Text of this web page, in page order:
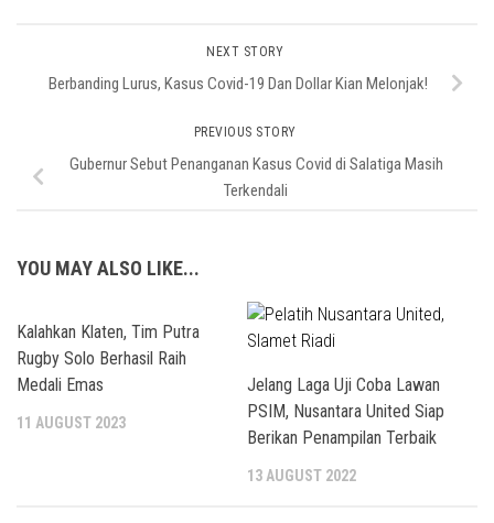
NEXT STORY
Berbanding Lurus, Kasus Covid-19 Dan Dollar Kian Melonjak!
PREVIOUS STORY
Gubernur Sebut Penanganan Kasus Covid di Salatiga Masih
Terkendali
YOU MAY ALSO LIKE...
Kalahkan Klaten, Tim Putra
Rugby Solo Berhasil Raih
Medali Emas
11 AUGUST 2023
Jelang Laga Uji Coba Lawan
PSIM, Nusantara United Siap
Berikan Penampilan Terbaik
13 AUGUST 2022